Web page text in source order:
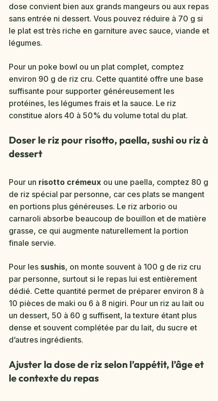
dose convient bien aux grands mangeurs ou aux repas
sans entrée ni dessert. Vous pouvez réduire à 70 g si
le plat est très riche en garniture avec sauce, viande et
légumes.
Pour un poke bowl ou un plat complet, comptez
environ 90 g de riz cru. Cette quantité offre une base
suffisante pour supporter généreusement les
protéines, les légumes frais et la sauce. Le riz
constitue alors 40 à 50% du volume total du plat.
Doser le riz pour risotto, paella, sushi ou riz à
dessert
Pour un risotto crémeux ou une paella, comptez 80 g
de riz spécial par personne, car ces plats se mangent
en portions plus généreuses. Le riz arborio ou
carnaroli absorbe beaucoup de bouillon et de matière
grasse, ce qui augmente naturellement la portion
finale servie.
Pour les sushis, on monte souvent à 100 g de riz cru
par personne, surtout si le repas lui est entièrement
dédié. Cette quantité permet de préparer environ 8 à
10 pièces de maki ou 6 à 8 nigiri. Pour un riz au lait ou
un dessert, 50 à 60 g suffisent, la texture étant plus
dense et souvent complétée par du lait, du sucre et
d’autres ingrédients.
Ajuster la dose de riz selon l’appétit, l’âge et
le contexte du repas